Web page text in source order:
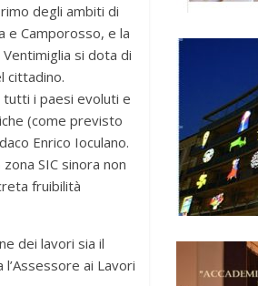
degli ambiti di
e Camporosso, e la
si dota di
cittadino.
i paesi evoluti e
(come previsto
Enrico Ioculano.
SIC sinora non
fruibilità
dei lavori sia il
ai Lavori